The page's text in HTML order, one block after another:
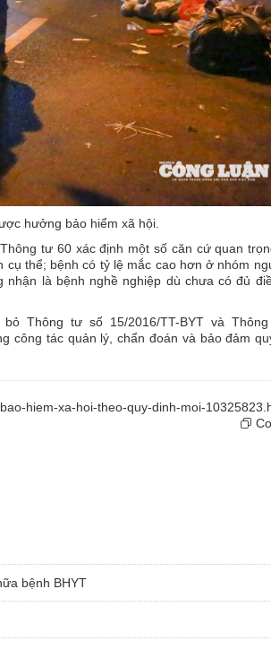
hưởng bảo hiểm xã hội.
tư 60 xác định một số căn cứ quan
thể; bệnh có tỷ lệ mắc cao hơn ở nhóm
là bệnh nghề nghiệp dù chưa có đủ
Thông tư số 15/2016/TT-BYT và
công tác quản lý, chẩn đoán và bảo đảm
hiem-xa-hoi-theo-quy-dinh-moi-
bệnh BHYT